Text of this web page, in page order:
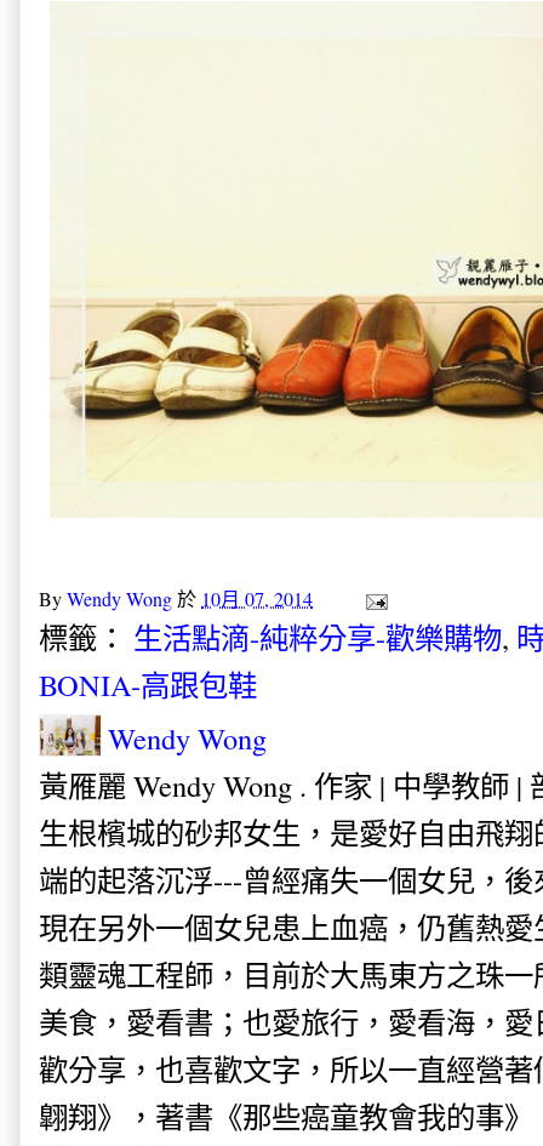
ByWendy Wong於 10月 07, 2014
標籤： 生活點滴-純粹分享-歡樂購物,
BONIA-高跟包鞋
Wendy Wong
黃雁麗 Wendy Wong . 作家 | 中學教師 |
生根檳城的砂邦女生，是愛好自由飛
端的起落沉浮---曾經痛失一個女兒，
現在另外一個女兒患上血癌，仍舊熱
類靈魂工程師，目前於大馬東方之珠
美食，愛看書；也愛旅行，愛看海，
歡分享，也喜歡文字，所以一直經營
翺翔》，著書《那些癌童教會我的事